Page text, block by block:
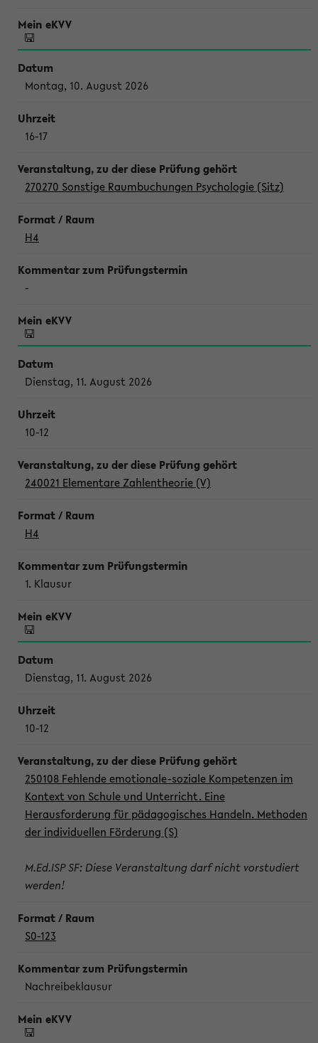
Montag, 10. August 2026
16-17
270270 Sonstige Raumbuchungen Psychologie (Sitz)
H4
-
Dienstag, 11. August 2026
10-12
240021 Elementare Zahlentheorie (V)
H4
1. Klausur
Dienstag, 11. August 2026
10-12
250108 Fehlende emotionale-soziale Kompetenzen im
Kontext von Schule und Unterricht. Eine
Herausforderung für pädagogisches Handeln. Methoden
der individuellen Förderung (S)
M.Ed.ISP SF: Diese Veranstaltung darf nicht vorstudiert
werden!
S0-123
Nachreibeklausur